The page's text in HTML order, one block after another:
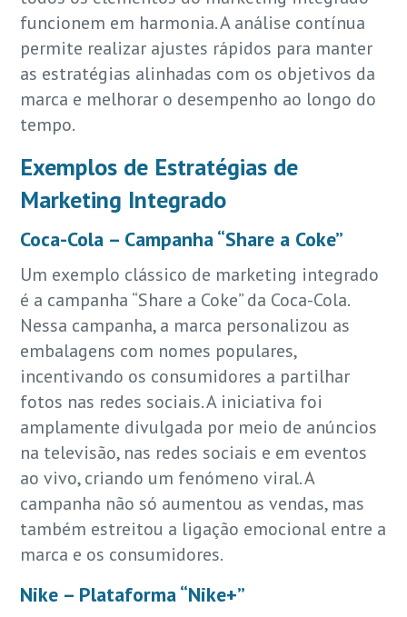
funcionem em harmonia. A análise contínua
permite realizar ajustes rápidos para manter
as estratégias alinhadas com os objetivos da
marca e melhorar o desempenho ao longo do
tempo.
Exemplos de Estratégias de
Marketing Integrado
Coca-Cola – Campanha “Share a Coke”
Um exemplo clássico de marketing integrado
é a campanha “Share a Coke” da Coca-Cola.
Nessa campanha, a marca personalizou as
embalagens com nomes populares,
incentivando os consumidores a partilhar
fotos nas redes sociais. A iniciativa foi
amplamente divulgada por meio de anúncios
na televisão, nas redes sociais e em eventos
ao vivo, criando um fenómeno viral. A
campanha não só aumentou as vendas, mas
também estreitou a ligação emocional entre a
marca e os consumidores.
Nike – Plataforma “Nike+”